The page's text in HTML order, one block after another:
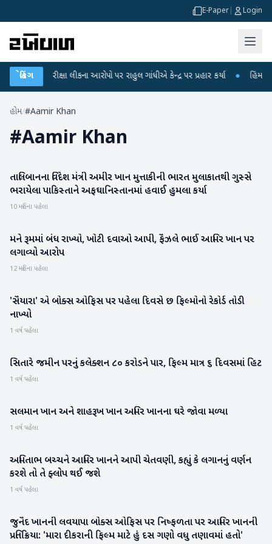
E-Paper Login
બ્રેકિંગ
NET પરીક્ષા લીકના આરોપો પર રાહુલ ગાંધીએ કેન્દ્ર પર પ્રહાર કર્યા ●
હોમ/#Aamir Khan
#Aamir Khan
આંતરરાષ્ટ્રીય
તાલિબાનના વિદેશ મંત્રી અમીર ખાન મુત્તાકીની ભારત મુલાકાતથી ગુસ્સે
ભરાયેલા પાકિસ્તાને અફઘાનિસ્તાનમાં હવાઈ હુમલા કર્યા
10 મહિના પહેલા
રાષ્ટ્રીય
મને રૂમમાં બંધ રાખ્યો, ખોટી દવાઓ આપી, ફૈઝલે ભાઈ આમિર ખાન પર
લગાવ્યો આરોપ
12 મહિના પહેલા
મનોરંજન
'સૈયારા' એ બોક્સ ઓફિસ પર પહેલા દિવસે છ ફિલ્મોનો રેકોર્ડ તોડી
નાખ્યો
1 વર્ષ પહેલા
મનોરંજન
સિતારે જમીન પરનું કલેક્શન ૮૦ કરોડને પાર, ફિલ્મ માત્ર ૬ દિવસમાં હિટ
1 વર્ષ પહેલા
મનોરંજન
સલમાન ખાન અને શાહરૂખ ખાન અમિર ખાનના ઘરે જોવા મળ્યા
1 વર્ષ પહેલા
મનોરંજન
અમિતાભ બચ્ચને આમિર ખાનને આપી ચેતવણી, કહ્યું કે લગાનનું વર્ણન
કરશે તો તે ફ્લોપ થઈ જશે
1 વર્ષ પહેલા
મનોરંજન
જુનૈદ ખાનની લવયાપા બોક્સ ઓફિસ પર નિષ્ફળતા પર આમિર ખાનની
પ્રતિક્રિયા: 'મારા દીકરાની ફિલ્મ માટે હું દસ ગણો વધુ તણાવમાં હતો'